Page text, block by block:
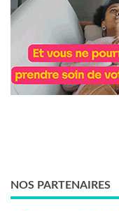
NOS PARTENAIRES